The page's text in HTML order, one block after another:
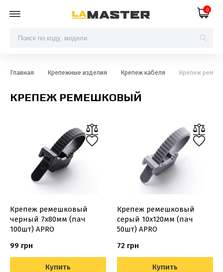
0
Главная Крепежные изделия Крепеж кабеля Крепеж
КРЕПЕЖ РЕМЕШКОВЫЙ
Крепеж ремешковый
черный 7х80мм (пач
100шт) APRO
99 грн
Купить
Крепеж ремешковый
серый 10х120мм (пач
50шт) APRO
72 грн
Купить